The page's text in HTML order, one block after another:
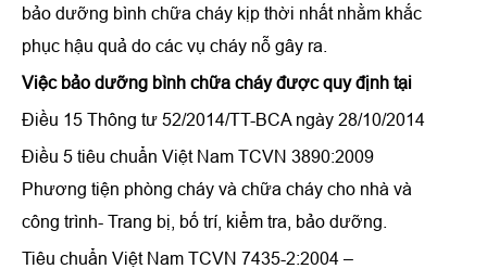
bảo dưỡng bình chữa cháy kịp thời nhất nhằm khắc
phục hậu quả do các vụ cháy nỗ gây ra.
Việc bảo dưỡng bình chữa cháy được quy định tại
Điều 15 Thông tư 52/2014/TT-BCA ngày 28/10/2014
Điều 5 tiêu chuẩn Việt Nam TCVN 3890:2009
Phương tiện phòng cháy và chữa cháy cho nhà và
công trình- Trang bị, bố trí, kiểm tra, bảo dưỡng.
Tiêu chuẩn Việt Nam TCVN 7435-2:2004 –